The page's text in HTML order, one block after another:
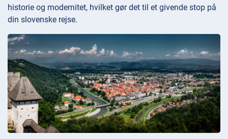
historie og modernitet, hvilket gør det til et givende stop på
din slovenske rejse.